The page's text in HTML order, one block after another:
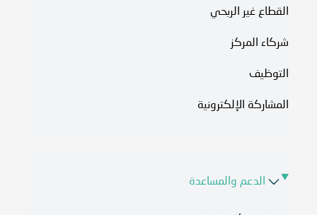
القطاع غير الربحي
شركاء المركز
التوظيف
المشاركة الإلكترونية
الدعم والمساعدة